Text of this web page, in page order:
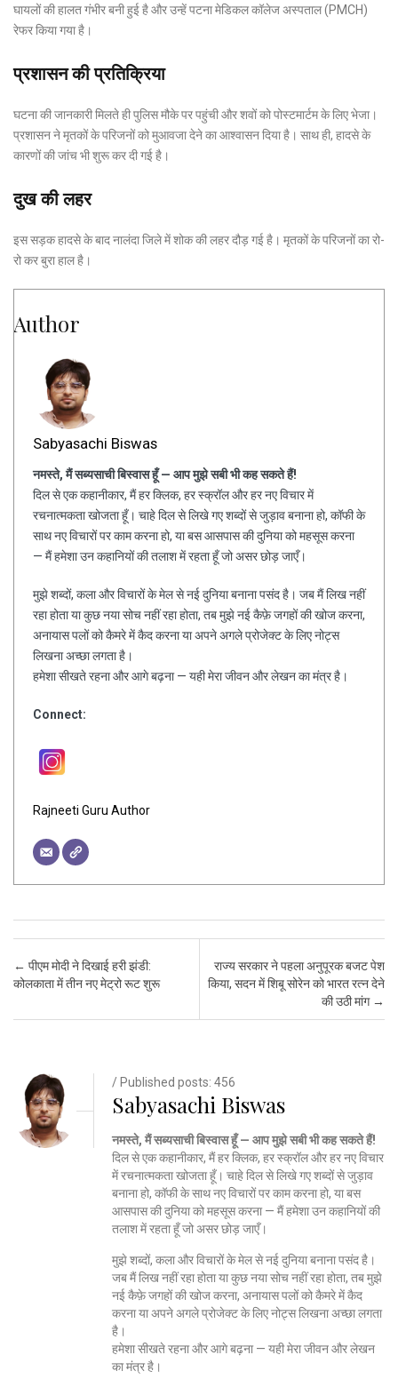
घायलों की हालत गंभीर बनी हुई है और उन्हें पटना मेडिकल कॉलेज अस्पताल (PMCH)
रेफर किया गया है।
प्रशासन की प्रतिक्रिया
घटना की जानकारी मिलते ही पुलिस मौके पर पहुंची और शवों को पोस्टमार्टम के लिए भेजा।
प्रशासन ने मृतकों के परिजनों को मुआवजा देने का आश्वासन दिया है। साथ ही, हादसे के
कारणों की जांच भी शुरू कर दी गई है।
दुख की लहर
इस सड़क हादसे के बाद नालंदा जिले में शोक की लहर दौड़ गई है। मृतकों के परिजनों का रो-
रो कर बुरा हाल है।
Author
Sabyasachi Biswas
नमस्ते, मैं सब्यसाची बिस्वास हूँ — आप मुझे सबी भी कह सकते हैं!
दिल से एक कहानीकार, मैं हर क्लिक, हर स्क्रॉल और हर नए विचार में
रचनात्मकता खोजता हूँ। चाहे दिल से लिखे गए शब्दों से जुड़ाव बनाना हो, कॉफी के
साथ नए विचारों पर काम करना हो, या बस आसपास की दुनिया को महसूस करना
— मैं हमेशा उन कहानियों की तलाश में रहता हूँ जो असर छोड़ जाएँ।
मुझे शब्दों, कला और विचारों के मेल से नई दुनिया बनाना पसंद है। जब मैं लिख नहीं
रहा होता या कुछ नया सोच नहीं रहा होता, तब मुझे नई कैफ़े जगहों की खोज करना,
अनायास पलों को कैमरे में कैद करना या अपने अगले प्रोजेक्ट के लिए नोट्स
लिखना अच्छा लगता है।
हमेशा सीखते रहना और आगे बढ़ना — यही मेरा जीवन और लेखन का मंत्र है।
Connect:
Rajneeti Guru Author
Post navigation
← पीएम मोदी ने दिखाई हरी झंडी:
कोलकाता में तीन नए मेट्रो रूट शुरू
राज्य सरकार ने पहला अनुपूरक बजट पेश
किया, सदन में शिबू सोरेन को भारत रत्न देने
की उठी मांग →
/ Published posts: 456
Sabyasachi Biswas
नमस्ते, मैं सब्यसाची बिस्वास हूँ — आप मुझे सबी भी कह सकते हैं!
दिल से एक कहानीकार, मैं हर क्लिक, हर स्क्रॉल और हर नए विचार
में रचनात्मकता खोजता हूँ। चाहे दिल से लिखे गए शब्दों से जुड़ाव
बनाना हो, कॉफी के साथ नए विचारों पर काम करना हो, या बस
आसपास की दुनिया को महसूस करना — मैं हमेशा उन कहानियों की
तलाश में रहता हूँ जो असर छोड़ जाएँ।
मुझे शब्दों, कला और विचारों के मेल से नई दुनिया बनाना पसंद है।
जब मैं लिख नहीं रहा होता या कुछ नया सोच नहीं रहा होता, तब मुझे
नई कैफ़े जगहों की खोज करना, अनायास पलों को कैमरे में कैद
करना या अपने अगले प्रोजेक्ट के लिए नोट्स लिखना अच्छा लगता
है।
हमेशा सीखते रहना और आगे बढ़ना — यही मेरा जीवन और लेखन
का मंत्र है।